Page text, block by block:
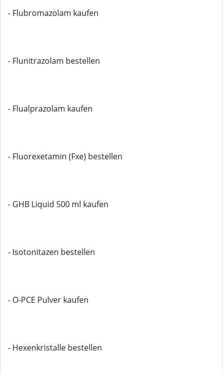
- Flubromazolam kaufen
- Flunitrazolam bestellen
- Flualprazolam kaufen
- Fluorexetamin (Fxe) bestellen
- GHB Liquid 500 ml kaufen
- Isotonitazen bestellen
- O-PCE Pulver kaufen
- Hexenkristalle bestellen